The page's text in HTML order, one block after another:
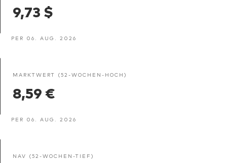
9,73 $
PER 06. AUG. 2026
MARKTWERT (52-WOCHEN-HOCH)
8,59 €
PER 06. AUG. 2026
NAV (52-WOCHEN-TIEF)